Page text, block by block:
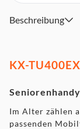
Beschreibung
KX-
Seniorenhandy
Im Alter zählen
passenden